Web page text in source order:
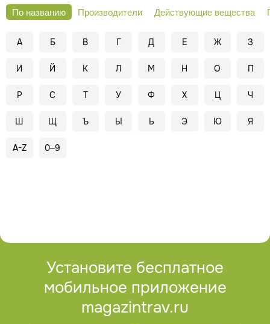
По названию Производители Действующие вещества
А Б В Г Д Е Ж З
И Й К Л М Н О П
Р С Т У Ф Х Ц Ч
Ш Щ Ъ Ы Ь Э Ю Я
A-Z 0–9
Установите бесплатное
мобильное приложение
magazintrav.ru